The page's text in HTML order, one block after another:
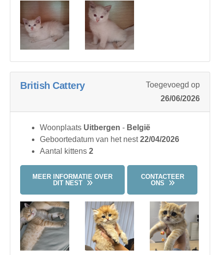
British Cattery
Toegevoegd op
26/06/2026
Woonplaats Uitbergen - België
Geboortedatum van het nest22/04/2026
Aantal kittens 2
MEER INFORMATIE OVER
DIT NEST
CONTACTEER
ONS